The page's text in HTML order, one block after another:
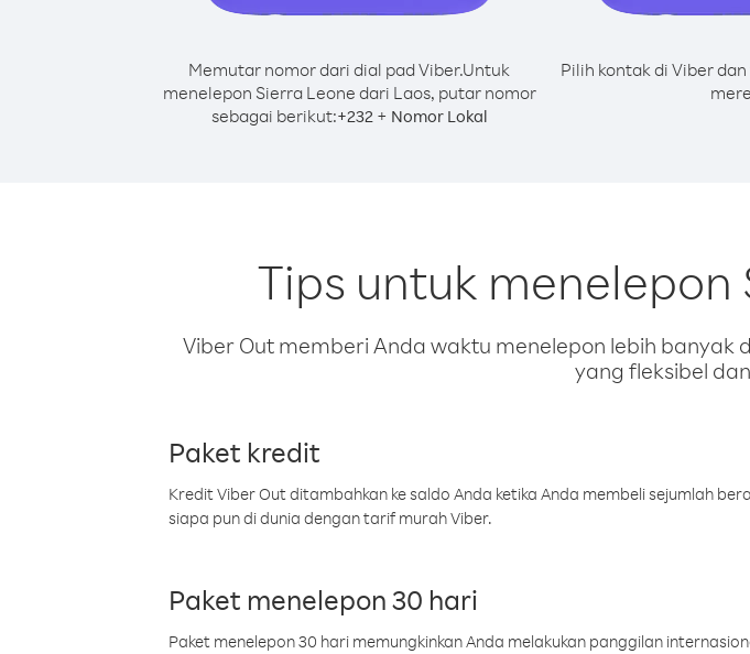
Memutar nomor dari dial pad Viber.Untuk
menelepon Sierra Leone dari Laos, putar nomor
sebagai berikut:+232+ Nomor Lokal
Pilih kontak di Viber
Tips untuk menelepon
Viber Out memberi Anda waktu menelepon lebih banyak
yang fleksibel
Paket kredit
Kredit Viber Out ditambahkan ke saldo Anda ketika Anda membeli sejumlah
siapa pun di dunia dengan tarif murah Viber.
Paket menelepon 30 hari
Paket menelepon 30 hari memungkinkan Anda melakukan panggilan